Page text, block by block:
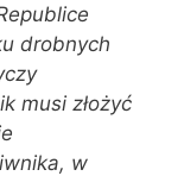
drobnych
musi złożyć
w